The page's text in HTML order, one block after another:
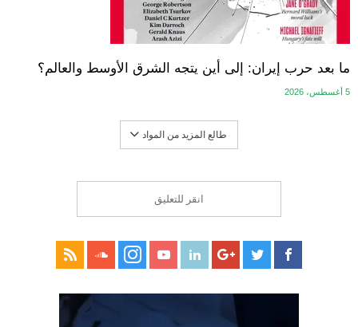
ما بعد حرب إيران: إلى أين يتجه الشرق الأوسط والعالم؟
5 أغسطس، 2026
طالع المزيد من المواد
انقر للتعليق